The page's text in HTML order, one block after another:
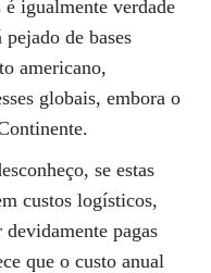
igualmente verdade
pejado de bases
americano,
globais, embora o
se estas
custos logísticos,
pagas
que o custo anual